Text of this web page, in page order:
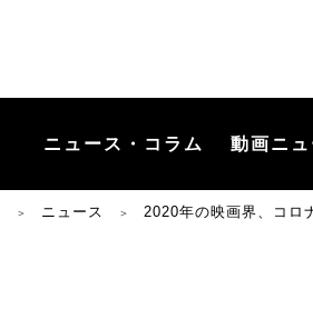
ニュース・コラム 動画ニュ
＞ ニュース ＞ 2020年の映画界、コロ